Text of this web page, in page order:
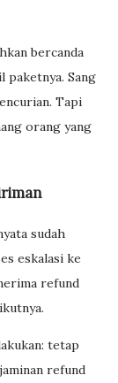
bercanda
paketnya. Sang
Tapi
orang yang
sudah
eskalasi ke
refund
tetap
refund